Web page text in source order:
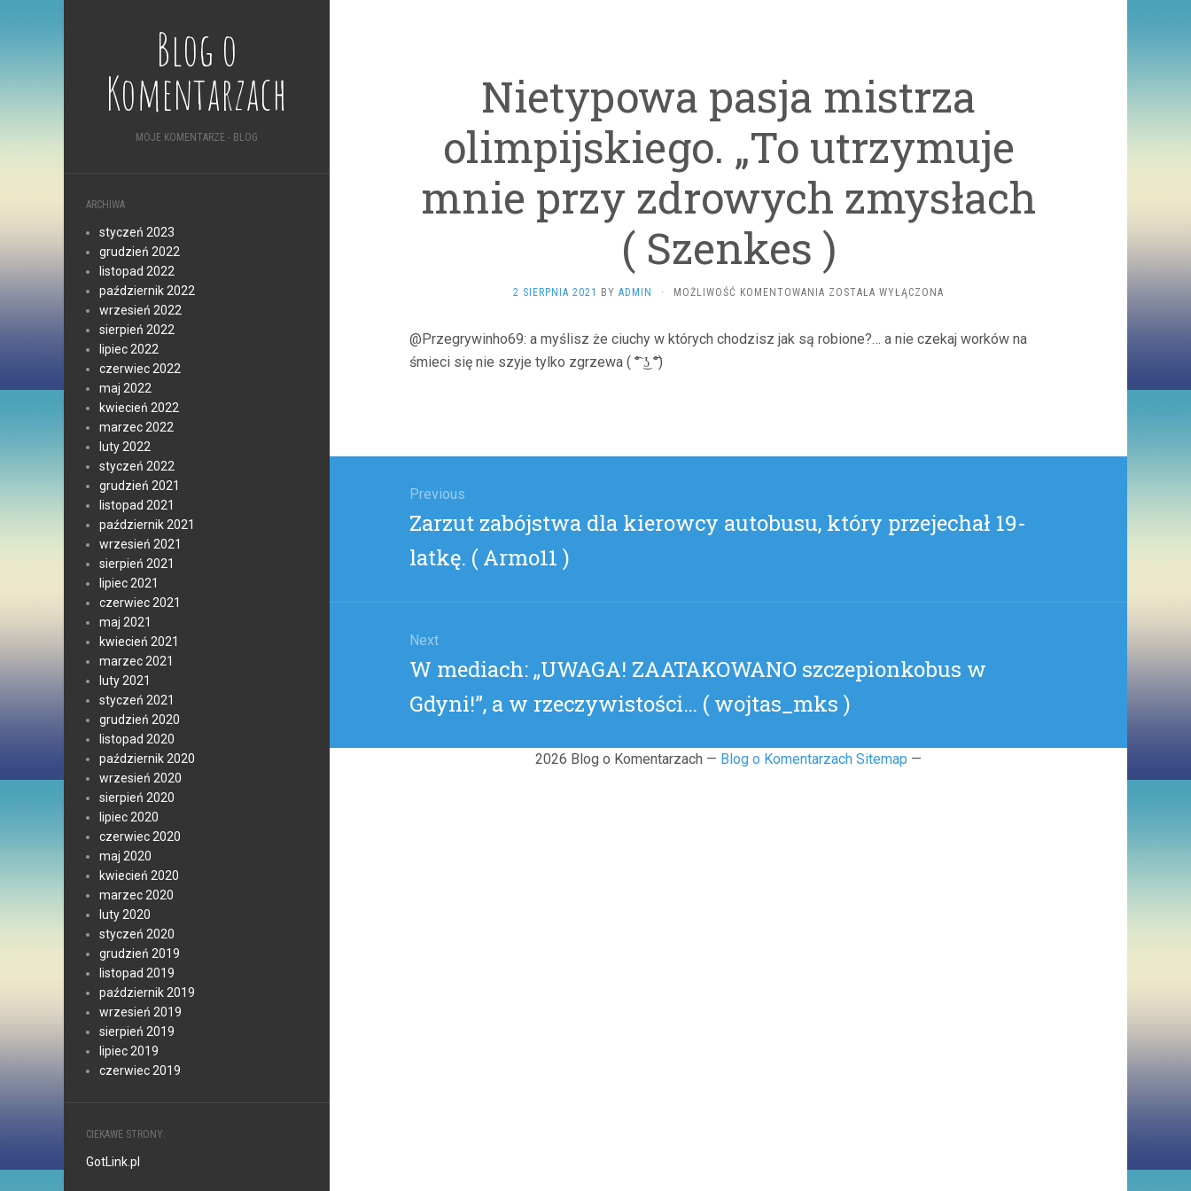
Blog o
Komentarzach
MOJE KOMENTARZE - BLOG
ARCHIWA
styczeń 2023
grudzień 2022
listopad 2022
październik 2022
wrzesień 2022
sierpień 2022
lipiec 2022
czerwiec 2022
maj 2022
kwiecień 2022
marzec 2022
luty 2022
styczeń 2022
grudzień 2021
listopad 2021
październik 2021
wrzesień 2021
sierpień 2021
lipiec 2021
czerwiec 2021
maj 2021
kwiecień 2021
marzec 2021
luty 2021
styczeń 2021
grudzień 2020
listopad 2020
październik 2020
wrzesień 2020
sierpień 2020
lipiec 2020
czerwiec 2020
maj 2020
kwiecień 2020
marzec 2020
luty 2020
styczeń 2020
grudzień 2019
listopad 2019
październik 2019
wrzesień 2019
sierpień 2019
lipiec 2019
czerwiec 2019
CIEKAWE STRONY:
GotLink.pl
Nietypowa pasja mistrza
olimpijskiego. „To utrzymuje
mnie przy zdrowych zmysłach
( Szenkes )
2 SIERPNIA 2021 BY ADMIN · MOŻLIWOŚĆ KOMENTOWANIA NIETYPOWA
OLIMPIJSKIEGO.
(
ZOSTAŁA WYŁĄCZONA
@Przegrywinho69: a myślisz że ciuchy w których chodzisz jak są robione?… a nie czekaj worków na
śmieci się nie szyje tylko zgrzewa ( ͡° ͜ʖ ͡°)
Previous
Previous
Zarzut zabójstwa dla kierowcy autobusu, który przejechał 19-
latkę. ( Armo11 )
Next
Next
W mediach: „UWAGA! ZAATAKOWANO szczepionkobus w
Gdyni!”, a w rzeczywistości… ( wojtas_mks )
2026 Blog o Komentarzach — Blog o Komentarzach Sitemap —